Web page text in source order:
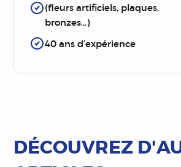
(fleurs artificiels, plaques,
bronzes…)
40 ans d’expérience
DÉCOUVREZ